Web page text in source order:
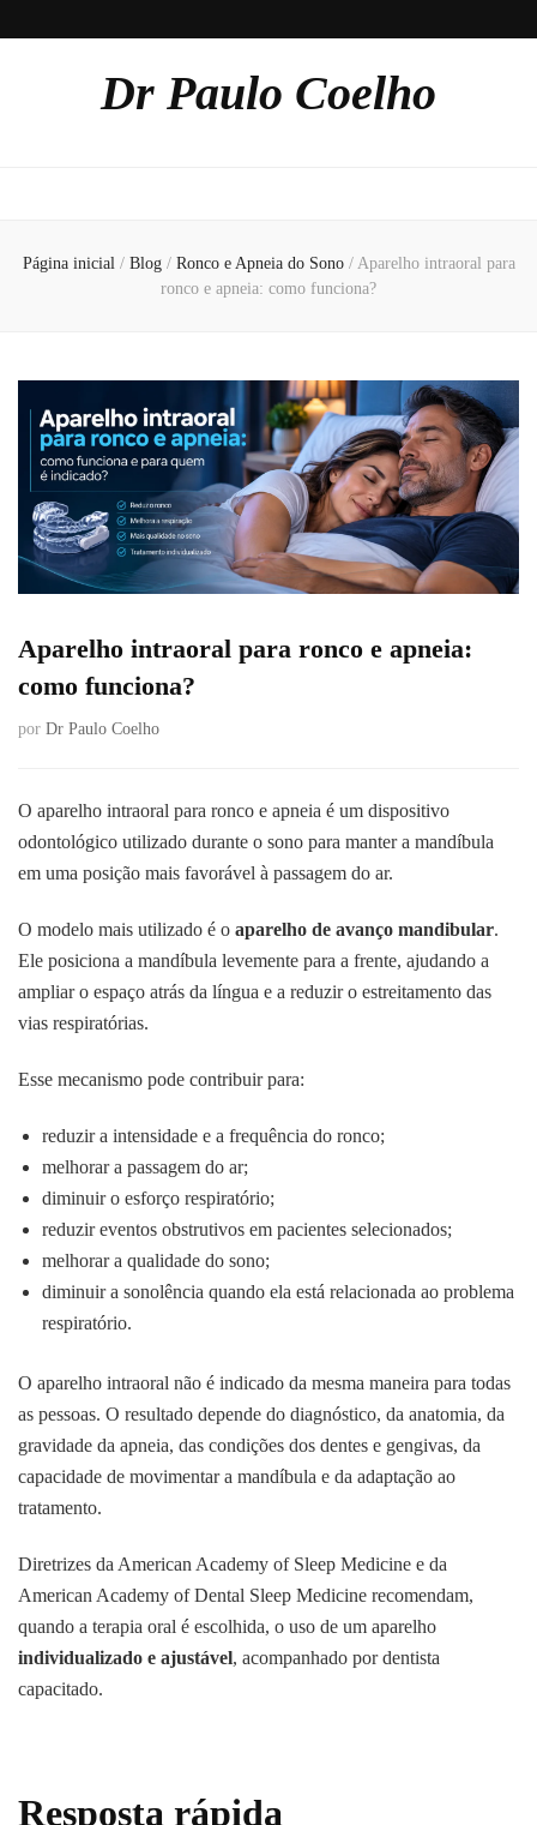
Dr Paulo Coelho
Página inicial / Blog / Ronco e Apneia do Sono / Aparelho intraoral para
ronco e apneia: como funciona?
Aparelho intraoral para ronco e apneia:
como funciona?
por Dr Paulo Coelho
O aparelho intraoral para ronco e apneia é um dispositivo
odontológico utilizado durante o sono para manter a mandíbula
em uma posição mais favorável à passagem do ar.
O modelo mais utilizado é o aparelho de avanço mandibular.
Ele posiciona a mandíbula levemente para a frente, ajudando a
ampliar o espaço atrás da língua e a reduzir o estreitamento das
vias respiratórias.
Esse mecanismo pode contribuir para:
reduzir a intensidade e a frequência do ronco;
melhorar a passagem do ar;
diminuir o esforço respiratório;
reduzir eventos obstrutivos em pacientes selecionados;
melhorar a qualidade do sono;
diminuir a sonolência quando ela está relacionada ao problema
respiratório.
O aparelho intraoral não é indicado da mesma maneira para todas
as pessoas. O resultado depende do diagnóstico, da anatomia, da
gravidade da apneia, das condições dos dentes e gengivas, da
capacidade de movimentar a mandíbula e da adaptação ao
tratamento.
Diretrizes da American Academy of Sleep Medicine e da
American Academy of Dental Sleep Medicine recomendam,
quando a terapia oral é escolhida, o uso de um aparelho
individualizado e ajustável, acompanhado por dentista
capacitado.
Resposta rápida